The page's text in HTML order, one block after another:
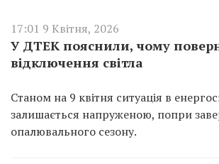
17:01 9 Квітня, 2026
У ДТЕК пояснили, чому
відключення світла
Станом на 9 квітня ситуація в
залишається напруженою, попри
опалювального сезону.